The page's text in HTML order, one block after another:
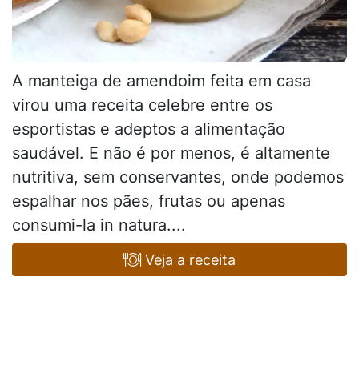
A manteiga de amendoim feita em casa
virou uma receita celebre entre os
esportistas e adeptos a alimentação
saudável. E não é por menos, é altamente
nutritiva, sem conservantes, onde podemos
espalhar nos pães, frutas ou apenas
consumi-la in natura....
Veja a receita